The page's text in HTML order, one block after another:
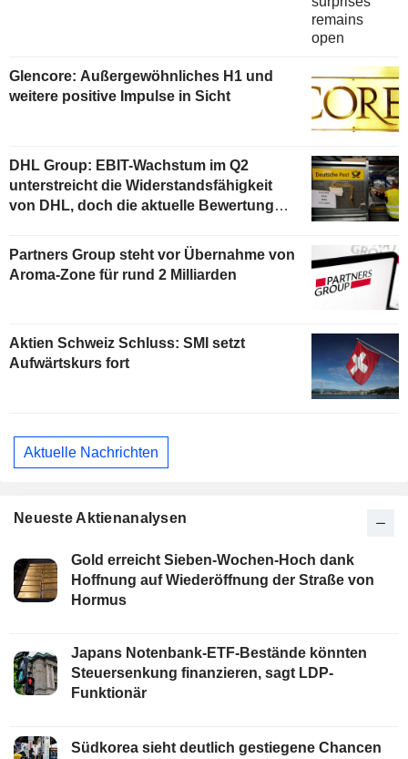
Glencore: Außergewöhnliches H1 und
weitere positive Impulse in Sicht
DHL Group: EBIT-Wachstum im Q2
unterstreicht die Widerstandsfähigkeit
von DHL, doch die aktuelle Bewertung
Partners Group steht vor Übernahme von
Aroma-Zone für rund 2 Milliarden
Aktien Schweiz Schluss: SMI setzt
Aufwärtskurs fort
Aktuelle Nachrichten
Neueste Aktienanalysen
Gold erreicht Sieben-Wochen-Hoch dank
Hoffnung auf Wiederöffnung der Straße von
Hormus
Japans Notenbank-ETF-Bestände könnten
Steuersenkung finanzieren, sagt LDP-
Funktionär
Südkorea sieht deutlich gestiegene Chancen